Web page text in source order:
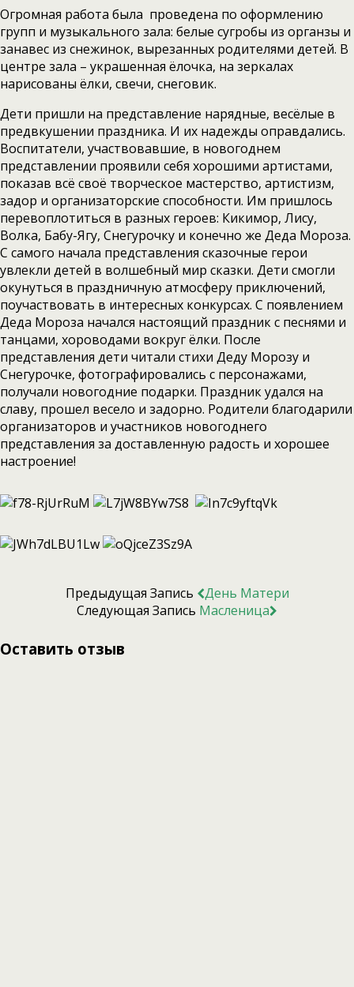
Огромная работа была проведена по оформлению
групп и музыкального зала: белые сугробы из органзы и
занавес из снежинок, вырезанных родителями детей. В
центре зала – украшенная ёлочка, на зеркалах
нарисованы ёлки, свечи, снеговик.
Дети пришли на представление нарядные, весёлые в
предвкушении праздника. И их надежды оправдались.
Воспитатели, участвовавшие, в новогоднем
представлении проявили себя хорошими артистами,
показав всё своё творческое мастерство, артистизм,
задор и организаторские способности. Им пришлось
перевоплотиться в разных героев: Кикимор, Лису,
Волка, Бабу-Ягу, Снегурочку и конечно же Деда Мороза.
С самого начала представления сказочные герои
увлекли детей в волшебный мир сказки. Дети смогли
окунуться в праздничную атмосферу приключений,
поучаствовать в интересных конкурсах. С появлением
Деда Мороза начался настоящий праздник с песнями и
танцами, хороводами вокруг ёлки. После
представления дети читали стихи Деду Морозу и
Снегурочке, фотографировались с персонажами,
получали новогодние подарки. Праздник удался на
славу, прошел весело и задорно. Родители благодарили
организаторов и участников новогоднего
представления за доставленную радость и хорошее
настроение!
Предыдущая Запись
День Матери
Следующая Запись Масленица
Оставить отзыв